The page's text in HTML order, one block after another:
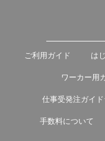
ご利用ガイド は
ワーカー用
仕事受発注ガイ
手数料について